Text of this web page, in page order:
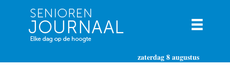
zaterdag 8 augustus